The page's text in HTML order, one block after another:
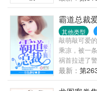
的相爱过程
变量？林辰
的警察，最
知道，你原
我会爱上你
霸道总裁
其他类型
敲萌敲可
乘凉，被一
祸首拉进了
了。” “……”
手，这是好
最新： 第